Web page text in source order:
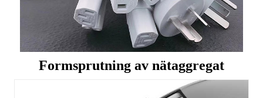
Formsprutning av nätaggregat